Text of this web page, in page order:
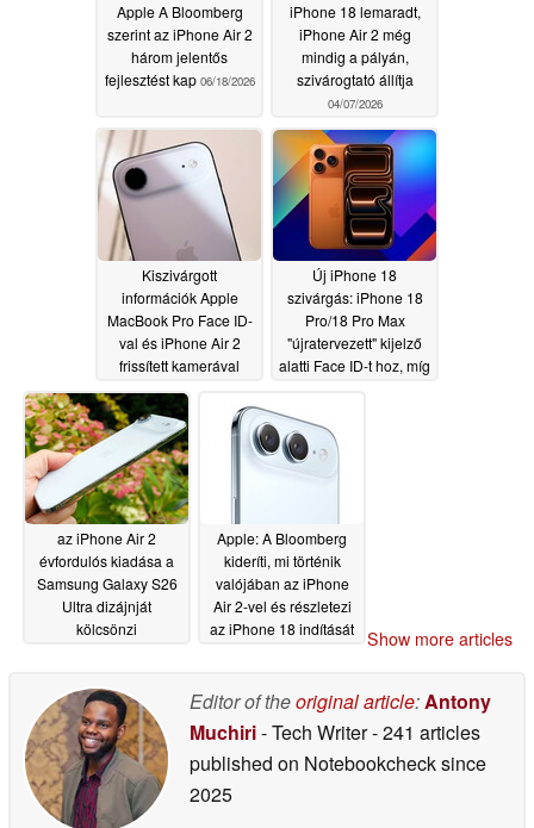
Apple A Bloomberg
szerint az iPhone Air 2
három jelentős
fejlesztést kap 06/18/2026
iPhone 18 lemaradt,
iPhone Air 2 még
mindig a pályán,
szivárogtató állítja
04/07/2026
Kiszivárgott
információk Apple
MacBook Pro Face ID-
val és iPhone Air 2
frissített kamerával
01/26/2026
Új iPhone 18
szivárgás: iPhone 18
Pro/18 Pro Max
"újratervezett" kijelző
alatti Face ID-t hoz, míg
Islandet
az iPhone Air 2
évfordulós kiadása a
Samsung Galaxy S26
Ultra dizájnját
kölcsönzi
Apple: A Bloomberg
kideríti, mi történik
valójában az iPhone
Air 2-vel és részletezi
az iPhone 18 indítását
Show more articles
Editor of theoriginal article:Antony
Muchiri- Tech Writer- 241 articles
published on Notebookchecksince
2025